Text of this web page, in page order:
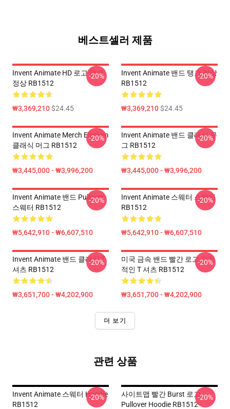
베스트셀러 제품
Invent Animate HD 로고 탱크
정상 RB1512
₩3,369,210$24.45
-20%
Invent Animate 밴드 탱크 정상
RB1512
₩3,369,210$24.45
-20%
Invent Animate Merch Elysium
클래식 머그 RB1512
₩3,445,000 - ₩3,996,200
-20%
Invent Animate 밴드 클래식 무
그 RB1512
₩3,445,000 - ₩3,996,200
-20%
Invent Animate 밴드 Pullover
스웨터 RB1512
₩5,642,910 - ₩6,607,510
-20%
Invent Animate 스웨터 스웨터
RB1512
₩5,642,910 - ₩6,607,510
-20%
Invent Animate 밴드 클래식 T
셔츠 RB1512
₩3,651,700 - ₩4,202,900
-20%
미국 금속 밴드 빨간 로고 고전
적인 T 셔츠 RB1512
₩3,651,700 - ₩4,202,900
-20%
더 보기
관련 상품
Invent Animate 스웨터 Hoodie
RB1512
-20%
사이트맵 빨간 Burst 로고
Pullover Hoodie RB1512
-20%